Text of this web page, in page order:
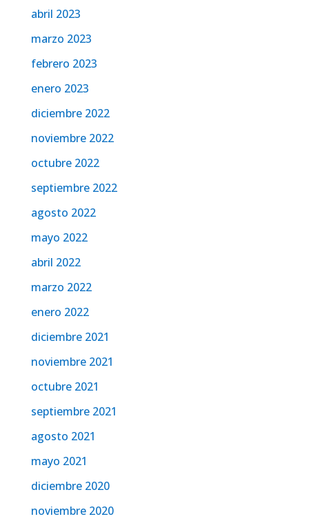
abril 2023
marzo 2023
febrero 2023
enero 2023
diciembre 2022
noviembre 2022
octubre 2022
septiembre 2022
agosto 2022
mayo 2022
abril 2022
marzo 2022
enero 2022
diciembre 2021
noviembre 2021
octubre 2021
septiembre 2021
agosto 2021
mayo 2021
diciembre 2020
noviembre 2020